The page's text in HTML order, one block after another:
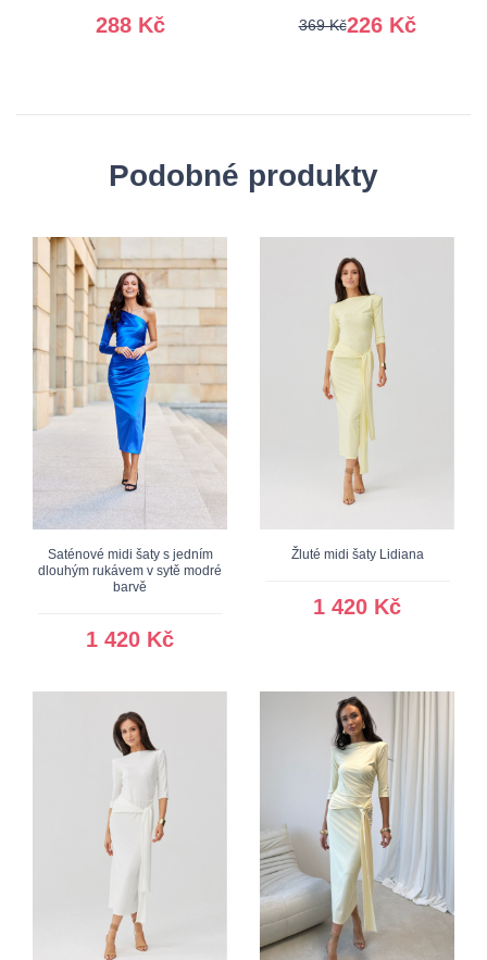
288 Kč 226 Kč
369 Kč
Podobné produkty
Saténové midi šaty s jedním
dlouhým rukávem v sytě modré
barvě
1 420 Kč
Žluté midi šaty Lidiana
1 420 Kč